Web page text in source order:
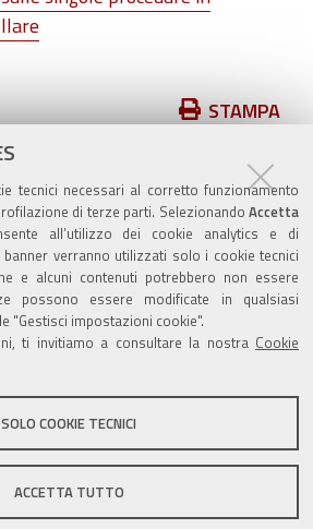
tecnici necessari al corretto funzionamento
di terze parti. Selezionando Accetta
all’utilizzo dei cookie analytics e di
verranno utilizzati solo i cookie tecnici
e alcuni contenuti potrebbero non essere
possono essere modificate in qualsiasi
"Gestisci impostazioni cookie".
ti invitiamo a consultare la nostra Cookie
SOLO COOKIE TECNICI
ACCETTA TUTTO
STAMPA
11/2018
12/2018
Valuta questo sito
di Zola Predosa